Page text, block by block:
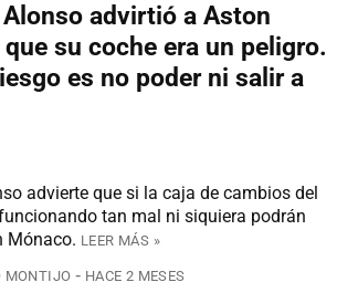
advirtió a Aston
su coche era un peligro.
es no poder ni salir a
advierte que si la caja de cambios del
tan mal ni siquiera podrán
Mónaco. LEER MÁS »
MONTIJO HACE 2 MESES